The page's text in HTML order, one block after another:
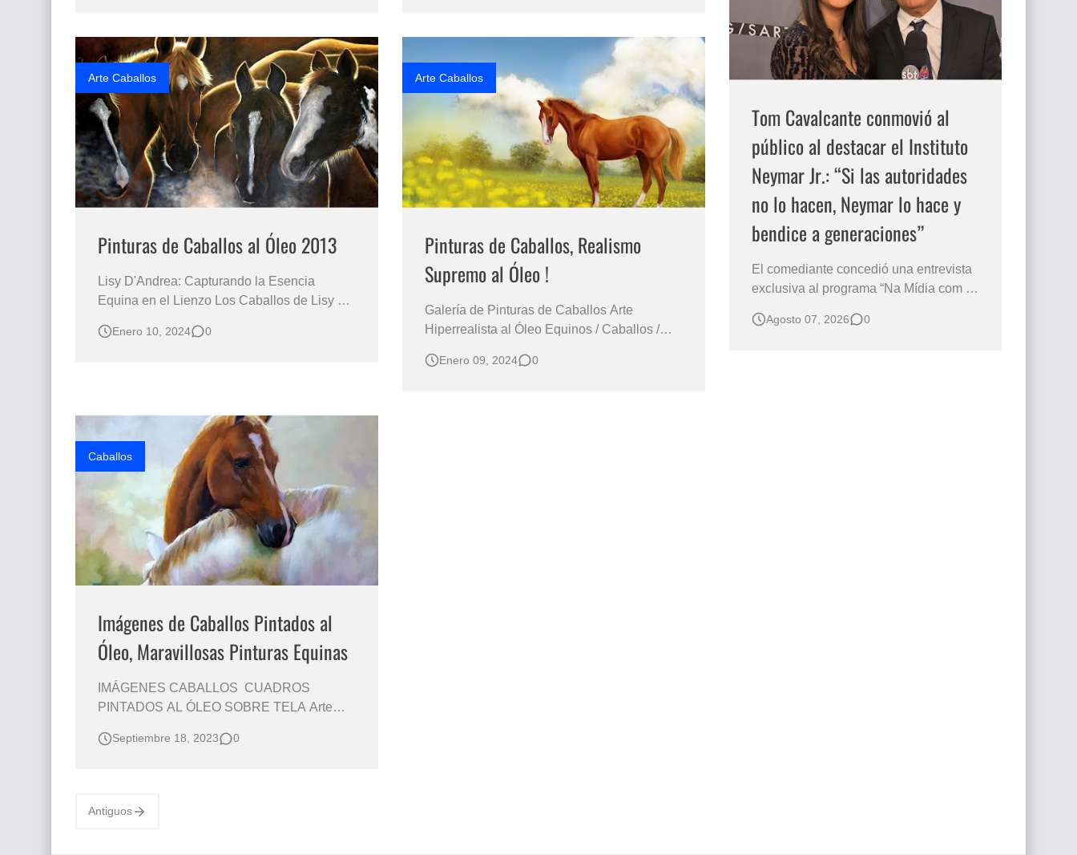
Sobre Lienzo Pinturas de Cabal…
Inmersión Profunda en los Retratos Realistas
y Cabezas de Caballos …
Arte Caballos
Pinturas de Caballos al Óleo 2013
Lisy D'Andrea: Capturando la Esencia
Equina en el Lienzo Los Caballos de Lisy D
de Animales Cuadros de Equino pintados al
Enero 10, 2024 0
Arte Caballos
Pinturas de Caballos, Realismo
Supremo al Óleo !
Galería de Pinturas de Caballos Arte
Hiperrealista al Óleo Equinos / Caballos /
Colombianos / Mexicanos / USA
Enero 09, 2024 0
Caballos
Imágenes de Caballos Pintados al
Óleo, Maravillosas Pinturas Equinas
IMÁGENES CABALLOS CUADROS
PINTADOS AL ÓLEO SOBRE TELA Arte
Corriendo Pintor de caballos; Spartaco
Septiembre 18, 2023 0
Antiguos
Tom Cavalcante conmovió al
público al destacar el Instituto
Neymar Jr.: “Si las autoridades
no lo hacen, Neymar lo hace y
bendice a generaciones”
El comediante concedió una entrevista
exclusiva al programa “Na Mídia com a
Subasta del Instituto Neymar Jr., uno de
Agosto 07, 2026 0